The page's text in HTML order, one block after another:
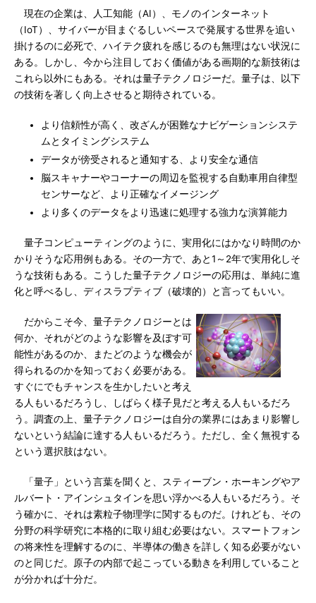
現在の企業は、人工知能（AI）、モノのインターネット
（IoT）、サイバーが目まぐるしいペースで発展する世界を追い
掛けるのに必死で、ハイテク疲れを感じるのも無理はない状況に
ある。しかし、今から注目しておく価値がある画期的な新技術は
これら以外にもある。それは量子テクノロジーだ。量子は、以下
の技術を著しく向上させると期待されている。
より信頼性が高く、改ざんが困難なナビゲーションシステ
ムとタイミングシステム
データが傍受されると通知する、より安全な通信
脳スキャナーやコーナーの周辺を監視する自動車用自律型
センサーなど、より正確なイメージング
より多くのデータをより迅速に処理する強力な演算能力
量子コンピューティングのように、実用化にはかなり時間のか
かりそうな応用例もある。その一方で、あと1～2年で実用化しそ
うな技術もある。こうした量子テクノロジーの応用は、単純に進
化と呼べるし、ディスラプティブ（破壊的）と言ってもいい。
だからこそ今、量子テクノロジーとは
何か、それがどのような影響を及ぼす可
能性があるのか、またどのような機会が
得られるのかを知っておく必要がある。
すぐにでもチャンスを生かしたいと考え
る人もいるだろうし、しばらく様子見だと考える人もいるだろ
う。調査の上、量子テクノロジーは自分の業界にはあまり影響し
ないという結論に達する人もいるだろう。ただし、全く無視する
という選択肢はない。
「量子」という言葉を聞くと、スティーブン・ホーキングやア
ルバート・アインシュタインを思い浮かべる人もいるだろう。そ
う確かに、それは素粒子物理学に関するものだ。けれども、その
分野の科学研究に本格的に取り組む必要はない。スマートフォン
の将来性を理解するのに、半導体の働きを詳しく知る必要がない
のと同じだ。原子の内部で起こっている動きを利用していること
が分かれば十分だ。